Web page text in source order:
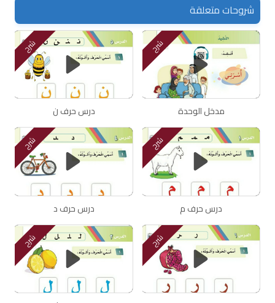
شروحات متعلقة
شرح
مدخل الوحدة
شرح
درس حرف ن
شرح
درس حرف م
شرح
درس حرف د
شرح شرح